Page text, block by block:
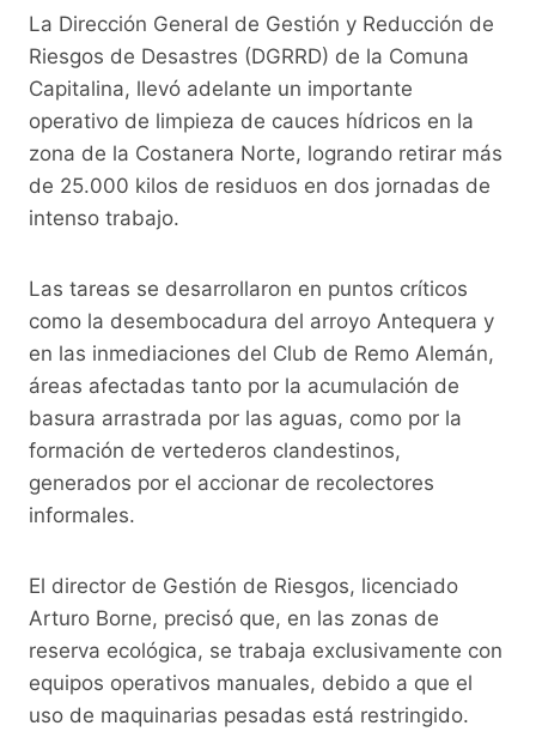
c
e
b
o
o
k
itt
er
at
s
A
p
p
p
y
Li
n
k
e
gr
a
m
La Dirección General de Gestión y Reducción de
Riesgos de Desastres (DGRRD) de la Comuna
Capitalina, llevó adelante un importante
operativo de limpieza de cauces hídricos en la
zona de la Costanera Norte, logrando retirar más
de 25.000 kilos de residuos en dos jornadas de
intenso trabajo.
Las tareas se desarrollaron en puntos críticos
como la desembocadura del arroyo Antequera y
en las inmediaciones del Club de Remo Alemán,
áreas afectadas tanto por la acumulación de
basura arrastrada por las aguas, como por la
formación de vertederos clandestinos,
generados por el accionar de recolectores
informales.
El director de Gestión de Riesgos, licenciado
Arturo Borne, precisó que, en las zonas de
reserva ecológica, se trabaja exclusivamente con
equipos operativos manuales, debido a que el
uso de maquinarias pesadas está restringido.